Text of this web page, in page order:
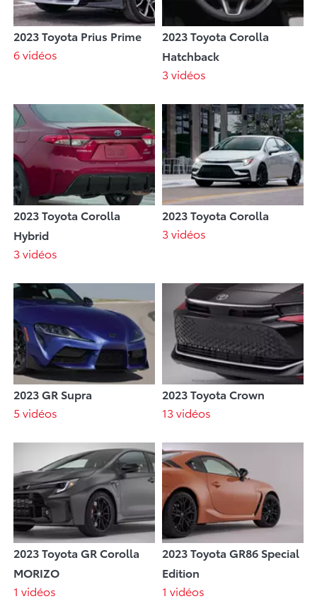
2023 Toyota Prius Prime
6 vidéos
2023 Toyota Corolla
Hatchback
3 vidéos
2023 Toyota Corolla
Hybrid
3 vidéos
2023 Toyota Corolla
3 vidéos
2023 GR Supra
5 vidéos
2023 Toyota Crown
13 vidéos
2023 Toyota GR Corolla
MORIZO
1 vidéos
2023 Toyota GR86 Special
Edition
1 vidéos